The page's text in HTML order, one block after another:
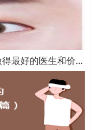
北京八大处整形医院双眼皮做得最好的医生和价格大全